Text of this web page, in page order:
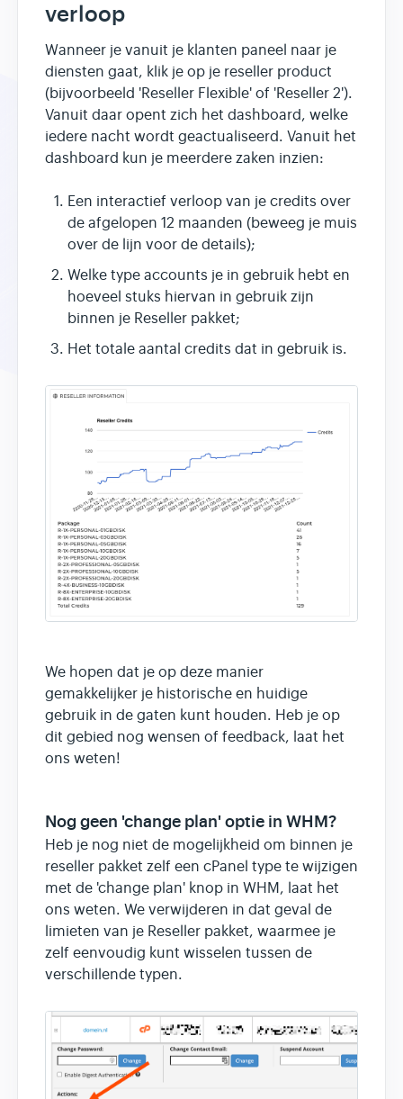
verloop
Wanneer je vanuit je klanten paneel naar je
diensten gaat, klik je op je reseller product
(bijvoorbeeld 'Reseller Flexible' of 'Reseller 2').
Vanuit daar opent zich het dashboard, welke
iedere nacht wordt geactualiseerd. Vanuit het
dashboard kun je meerdere zaken inzien:
Een interactief verloop van je credits over
de afgelopen 12 maanden (beweeg je muis
over de lijn voor de details);
Welke type accounts je in gebruik hebt en
hoeveel stuks hiervan in gebruik zijn
binnen je Reseller pakket;
Het totale aantal credits dat in gebruik is.
We hopen dat je op deze manier
gemakkelijker je historische en huidige
gebruik in de gaten kunt houden. Heb je op
dit gebied nog wensen of feedback, laat het
ons weten!
Nog geen 'change plan' optie in WHM?
Heb je nog niet de mogelijkheid om binnen je
reseller pakket zelf een cPanel type te wijzigen
met de 'change plan' knop in WHM, laat het
ons weten. We verwijderen in dat geval de
limieten van je Reseller pakket, waarmee je
zelf eenvoudig kunt wisselen tussen de
verschillende typen.